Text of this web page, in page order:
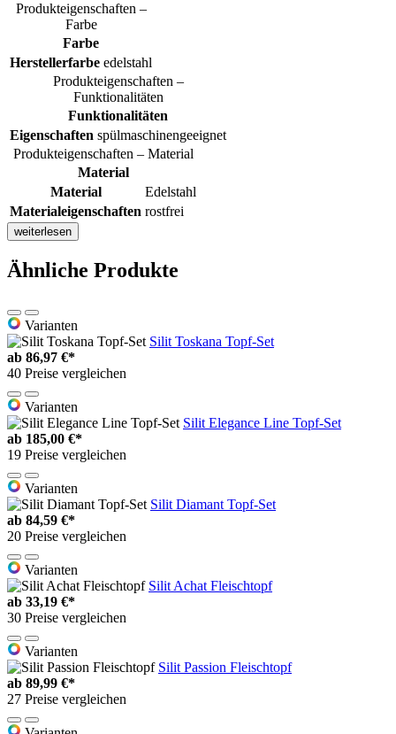
Produkteigenschaften –
Farbe
Farbe
Herstellerfarbe edelstahl
Produkteigenschaften –
Funktionalitäten
Funktionalitäten
Eigenschaften spülmaschinengeeignet
Produkteigenschaften – Material
Material
Material
Edelstahl
Materialeigenschaften rostfrei
weiterlesen
Ähnliche Produkte
Varianten
Silit Toskana Topf-Set
ab 86,97 €*
40 Preise vergleichen
Varianten
Silit Elegance Line Topf-Set
ab 185,00 €*
19 Preise vergleichen
Varianten
Silit Diamant Topf-Set
ab 84,59 €*
20 Preise vergleichen
Varianten
Silit Achat Fleischtopf
ab 33,19 €*
30 Preise vergleichen
Varianten
Silit Passion Fleischtopf
ab 89,99 €*
27 Preise vergleichen